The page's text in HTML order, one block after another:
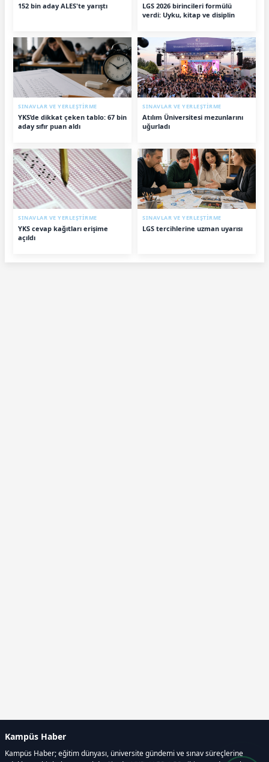
152 bin aday ALES'te yarıştı
LGS 2026 birincileri formülü
verdi: Uyku, kitap ve disiplin
SINAVLAR VE YERLEŞTİRME
YKS’de dikkat çeken tablo: 67 bin
aday sıfır puan aldı
SINAVLAR VE YERLEŞTİRME
Atılım Üniversitesi mezunlarını
uğurladı
SINAVLAR VE YERLEŞTİRME
YKS cevap kağıtları erişime
açıldı
SINAVLAR VE YERLEŞTİRME
LGS tercihlerine uzman uyarısı
Kampüs Haber
Kampüs Haber; eğitim dünyası, üniversite gündemi ve sınav süreçlerine